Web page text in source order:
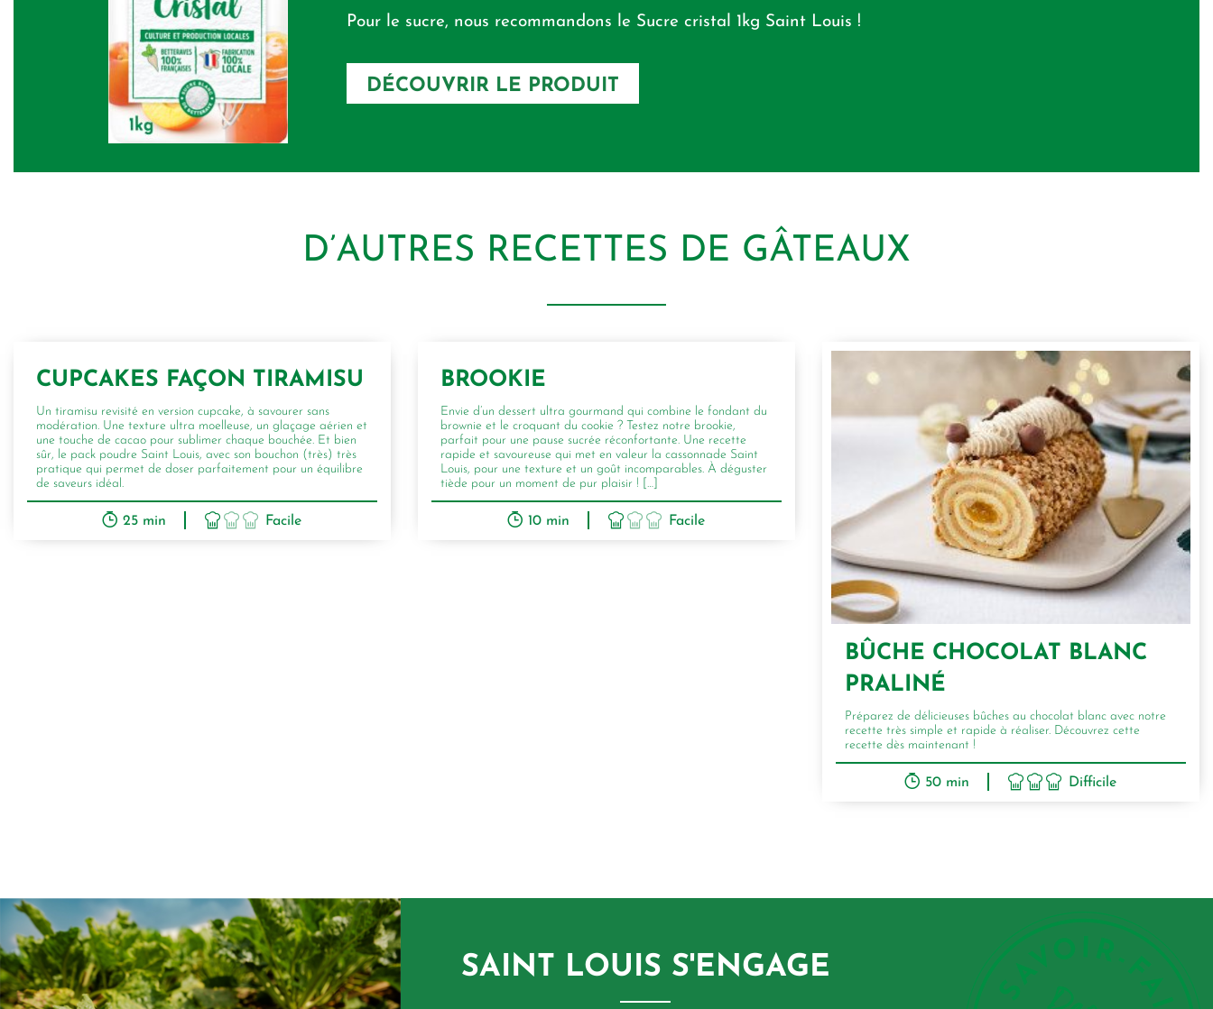
Pour le sucre, nous recommandons le Sucre cristal 1kg Saint Louis !
DÉCOUVRIR LE PRODUIT
D’AUTRES RECETTES DE GÂTEAUX
CUPCAKES FAÇON TIRAMISU
Un tiramisu revisité en version cupcake, à savourer sans
modération. Une texture ultra moelleuse, un glaçage aérien et
une touche de cacao pour sublimer chaque bouchée. Et bien
sûr, le pack poudre Saint Louis, avec son bouchon (très) très
pratique qui permet de doser parfaitement pour un équilibre
de saveurs idéal.
25 min Facile
BROOKIE
Envie d’un dessert ultra gourmand qui combine le fondant du
brownie et le croquant du cookie ? Testez notre brookie,
parfait pour une pause sucrée réconfortante. Une recette
rapide et savoureuse qui met en valeur la cassonnade Saint
Louis, pour une texture et un goût incomparables. À déguster
tiède pour un moment de pur plaisir ! […]
10 min Facile
BÛCHE CHOCOLAT BLANC
PRALINÉ
Préparez de délicieuses bûches au chocolat blanc avec notre
recette très simple et rapide à réaliser. Découvrez cette
recette dès maintenant !
50 min Difficile
SAINT LOUIS S'ENGAGE